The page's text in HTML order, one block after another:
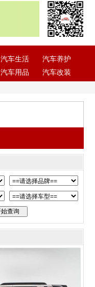
汽车生活
汽车养护
汽车用品
汽车改装